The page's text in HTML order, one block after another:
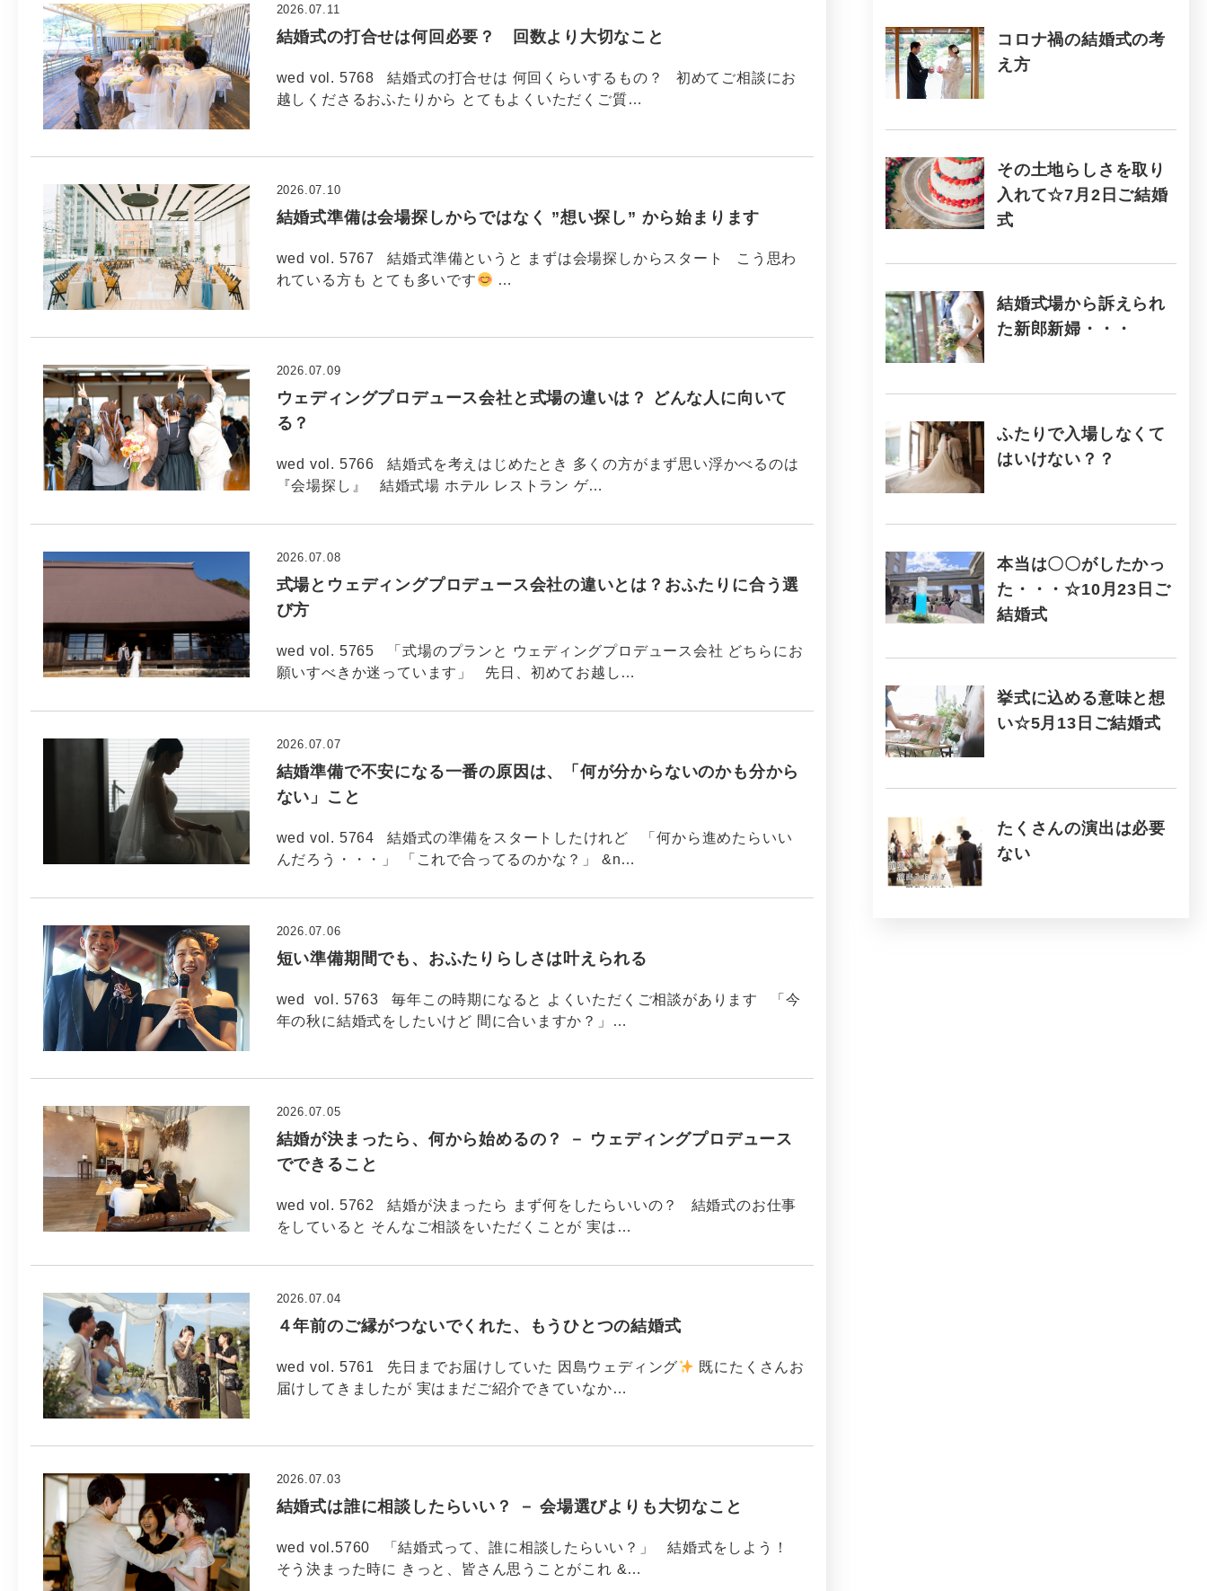
結婚式の打合せは何回必要？ 回数より大切なこと
2026.07.11
wed vol. 5768 結婚式の打合せは 何回くらいするもの？ 初めてご相談にお
越しくださるおふたりから とてもよくいただくご質…
結婚式準備は会場探しからではなく ”想い探し” から始まります
2026.07.10
wed vol. 5767 結婚式準備というと まずは会場探しからスタート こう思わ
れている方も とても多いです
…
ウェディングプロデュース会社と式場の違いは？ どんな人に向いて
る？
2026.07.09
wed vol. 5766 結婚式を考えはじめたとき 多くの方がまず思い浮かべるのは
『会場探し』 結婚式場 ホテル レストラン ゲ…
式場とウェディングプロデュース会社の違いとは？おふたりに合う選
び方
2026.07.08
wed vol. 5765 「式場のプランと ウェディングプロデュース会社 どちらにお
願いすべきか迷っています」 先日、初めてお越し…
結婚準備で不安になる一番の原因は、「何が分からないのかも分から
ない」こと
2026.07.07
wed vol. 5764 結婚式の準備をスタートしたけれど 「何から進めたらいい
んだろう・・・」 「これで合ってるのかな？」 &n…
短い準備期間でも、おふたりらしさは叶えられる
2026.07.06
wed vol. 5763 毎年この時期になると よくいただくご相談があります 「今
年の秋に結婚式をしたいけど 間に合いますか？」…
結婚が決まったら、何から始めるの？ － ウェディングプロデュース
でできること
2026.07.05
wed vol. 5762 結婚が決まったら まず何をしたらいいの？ 結婚式のお仕事
をしていると そんなご相談をいただくことが 実は…
４年前のご縁がつないでくれた、もうひとつの結婚式
2026.07.04
wed vol. 5761 先日までお届けしていた 因島ウェディング
既にたくさんお
届けしてきましたが 実はまだご紹介できていなか…
結婚式は誰に相談したらいい？ － 会場選びよりも大切なこと
2026.07.03
wed vol.5760 「結婚式って、誰に相談したらいい？」 結婚式をしよう！
そう決まった時に きっと、皆さん思うことがこれ &…
コロナ禍の結婚式の考
え方
その土地らしさを取り
入れて☆7月2日ご結婚
式
結婚式場から訴えられ
た新郎新婦・・・
ふたりで入場しなくて
はいけない？？
本当は〇〇がしたかっ
た・・・☆10月23日ご
結婚式
挙式に込める意味と想
い☆5月13日ご結婚式
たくさんの演出は必要
ない